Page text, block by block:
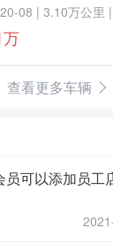
08 | 3.10万公里
查看更多车辆
员可以添加员工